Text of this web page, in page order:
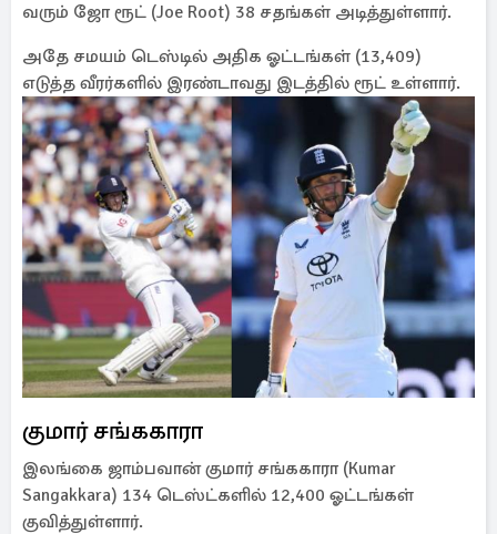
வரும் ஜோ ரூட் (Joe Root) 38 சதங்கள் அடித்துள்ளார்.
அதே சமயம் டெஸ்டில் அதிக ஓட்டங்கள் (13,409)
எடுத்த வீரர்களில் இரண்டாவது இடத்தில் ரூட் உள்ளார்.
குமார் சங்ககாரா
இலங்கை ஜாம்பவான் குமார் சங்ககாரா (Kumar
Sangakkara) 134 டெஸ்ட்களில் 12,400 ஓட்டங்கள்
குவித்துள்ளார்.